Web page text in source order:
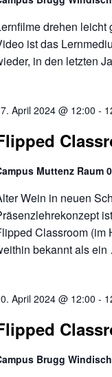
drehen leicht
ist das
in den letzten
April 2024 @ 12:00 -
Muttenz Raum
Wein in neuen
Classroom (im
bekannt als
April 2024 @ 12:00 -
Brugg Windisch